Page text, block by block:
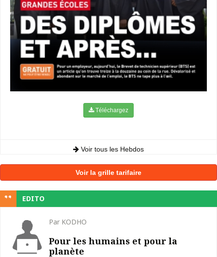
Téléchargez
Voir tous les Hebdos
Voir la grille tarifaire
EDITO
Par KODHO
Pour les humains et pour la
planète